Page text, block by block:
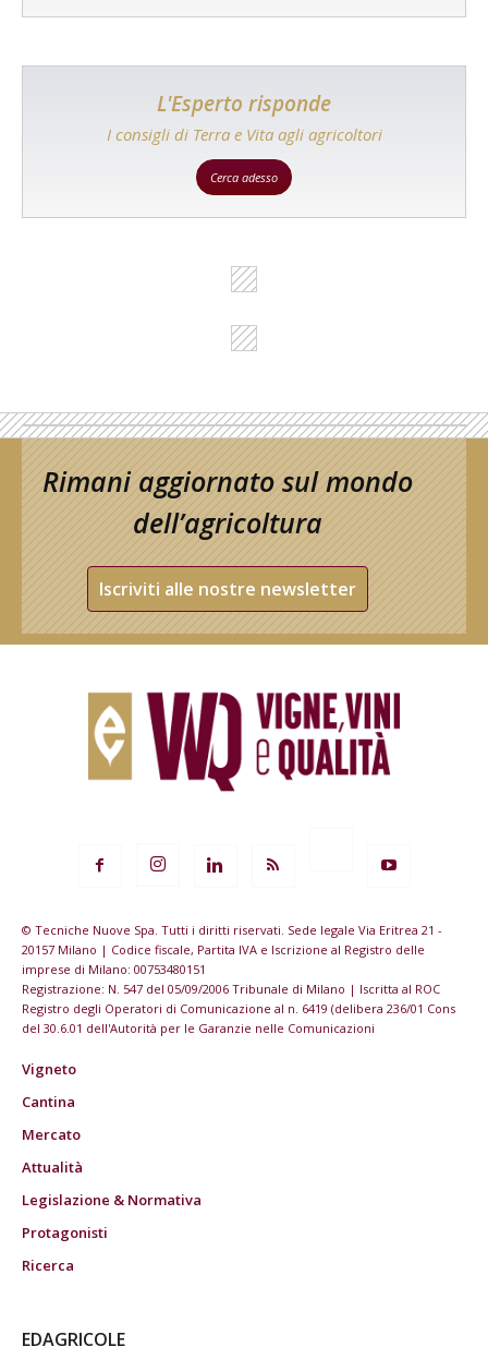
L'Esperto risponde
I consigli di Terra e Vita agli agricoltori
Cerca adesso
Rimani aggiornato sul mondo
dell’agricoltura
Iscriviti alle nostre newsletter
© Tecniche Nuove Spa. Tutti i diritti riservati. Sede legale Via Eritrea 21 -
20157 Milano | Codice fiscale, Partita IVA e Iscrizione al Registro delle
imprese di Milano: 00753480151
Registrazione: N. 547 del 05/09/2006 Tribunale di Milano | Iscritta al ROC
Registro degli Operatori di Comunicazione al n. 6419 (delibera 236/01 Cons
del 30.6.01 dell'Autorità per le Garanzie nelle Comunicazioni
Vigneto
Cantina
Mercato
Attualità
Legislazione & Normativa
Protagonisti
Ricerca
EDAGRICOLE